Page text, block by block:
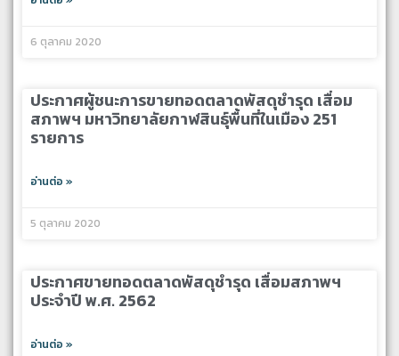
6 ตุลาคม 2020
ประกาศผู้ชนะการขายทอดตลาดพัสดุชำรุด เสื่อม
สภาพฯ มหาวิทยาลัยกาฬสินธุ์พื้นที่ในเมือง 251
รายการ
อ่านต่อ »
5 ตุลาคม 2020
ประกาศขายทอดตลาดพัสดุชำรุด เสื่อมสภาพฯ
ประจำปี พ.ศ. 2562
อ่านต่อ »